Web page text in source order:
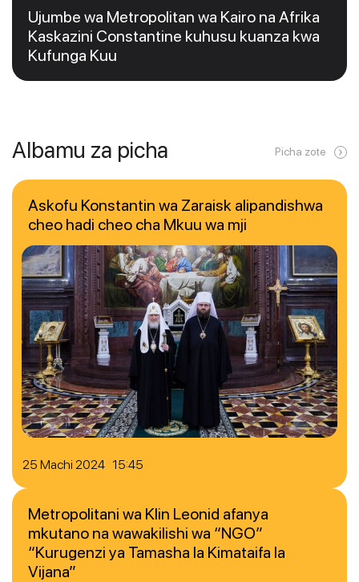
Ujumbe wa Metropolitan wa Kairo na Afrika
Kaskazini Constantine kuhusu kuanza kwa
Kufunga Kuu
Albamu za picha Picha zote
25 Machi 2024 15:45
Askofu Konstantin wa Zaraisk alipandishwa
cheo hadi cheo cha Mkuu wa mji
Metropolitani wa Klin Leonid afanya
mkutano na wawakilishi wa “NGO”
“Kurugenzi ya Tamasha la Kimataifa la
Vijana”